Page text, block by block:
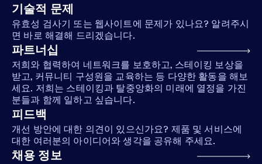
기술적 문제
유효성 검사기 또는 웹사이트에 문제가 있나요? 알려주시
면 바로 해결해 드리겠습니다.
파트너십
저희와 협력하여 네트워크를 보호하고, 스테이킹 보상을
받고, 커뮤니티 구성원을 교육하는 등 다양한 활동을 해보
세요. 저희는 스테이킹과 탈중앙화의 미래에 열정을 가진
분들과 함께 일하고 싶습니다.
피드백
개선 방안에 대한 의견이 있으신가요? 제품 및 서비스에
대한 여러분의 아이디어와 생각을 공유해 주세요.
채용 정보